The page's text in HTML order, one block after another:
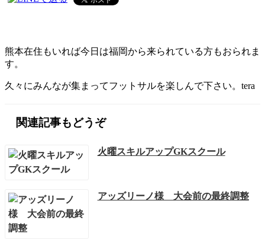
熊本在住もいれば今日は福岡から来られている方もおられま
す。
久々にみんなが集まってフットサルを楽しんで下さい。tera
関連記事もどうぞ
火曜スキルアップGKスクール
アッズリーノ様 大会前の最終調整